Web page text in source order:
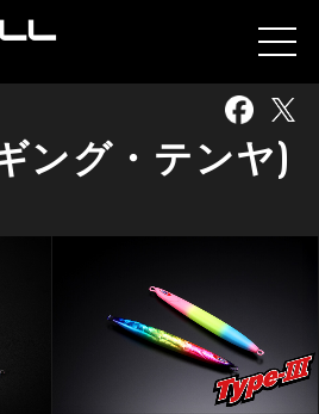
ング・テンヤ)